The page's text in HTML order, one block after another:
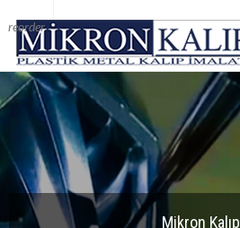
reorder
Mikron Kalıp